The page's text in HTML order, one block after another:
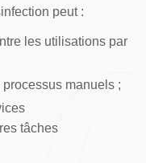
peut :
les utilisations par
manuels ;
tâches